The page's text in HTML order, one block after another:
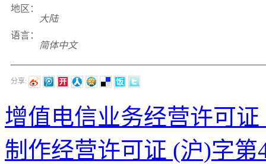
地区：
大陆
语言：
简体中文
分享:
增值电信业务经营许可证
制作经营许可证 (沪)字第